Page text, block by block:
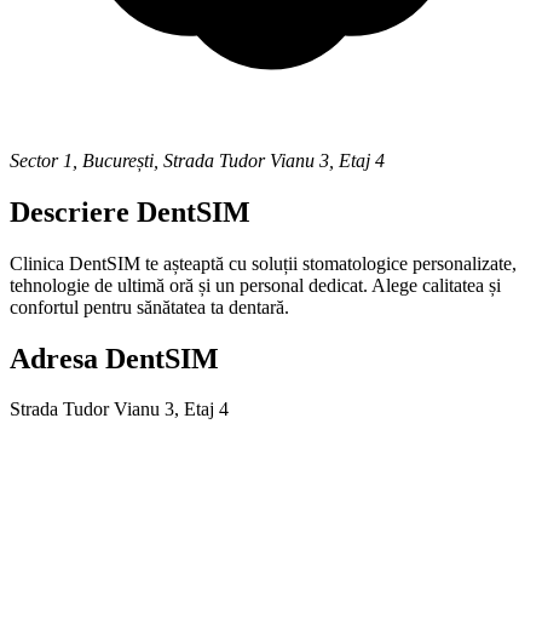
Sector 1, București Strada Tudor Vianu 3, Etaj 4
Descriere DentSIM
Clinica DentSIM te așteaptă cu soluții stomatologice personalizate,
tehnologie de ultimă oră și un personal dedicat. Alege calitatea și
confortul pentru sănătatea ta dentară.
Adresa DentSIM
Strada Tudor Vianu 3, Etaj 4